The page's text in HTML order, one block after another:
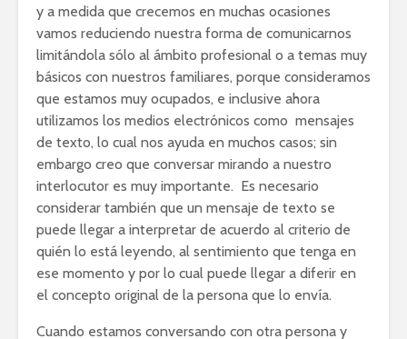
y a medida que crecemos en muchas ocasiones
vamos reduciendo nuestra forma de comunicarnos
limitándola sólo al ámbito profesional o a temas muy
básicos con nuestros familiares, porque consideramos
que estamos muy ocupados, e inclusive ahora
utilizamos los medios electrónicos como mensajes
de texto, lo cual nos ayuda en muchos casos; sin
embargo creo que conversar mirando a nuestro
interlocutor es muy importante. Es necesario
considerar también que un mensaje de texto se
puede llegar a interpretar de acuerdo al criterio de
quién lo está leyendo, al sentimiento que tenga en
ese momento y por lo cual puede llegar a diferir en
el concepto original de la persona que lo envía.
Cuando estamos conversando con otra persona y